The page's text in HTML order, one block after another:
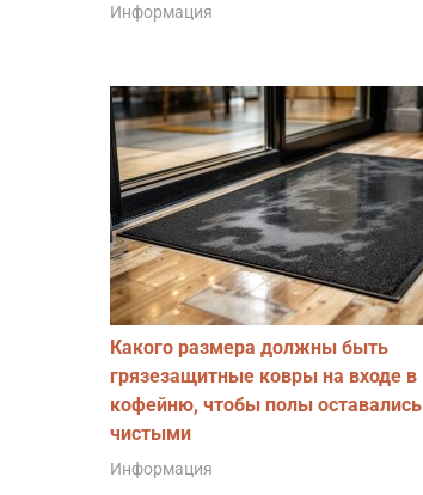
Информация
Какого размера должны быть
грязезащитные ковры на входе в
кофейню, чтобы полы оставались
чистыми
Информация